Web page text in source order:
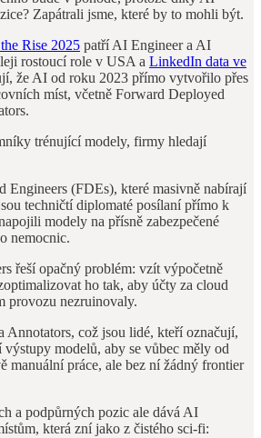
Zapátrali jsme, které by to mohli být.
Rise 2025 patří AI Engineer a AI
rostoucí role v USA a LinkedIn data ve
že AI od roku 2023 přímo vytvořilo přes
míst, včetně Forward Deployed
trénující modely, firmy hledají
Engineers (FDEs), které masivně nabírají
techničtí diplomaté posílaní přímo k
modely na přísně zabezpečené
nemocnic.
řeší opačný problém: vzít výpočetně
ho tak, aby účty za cloud
provozu nezruinovaly.
Annotators, což jsou lidé, kteří označují,
modelů, aby se vůbec měly od
manuální práce, ale bez ní žádný frontier
a podpůrných pozic ale dává AI
která zní jako z čistého sci-fi: